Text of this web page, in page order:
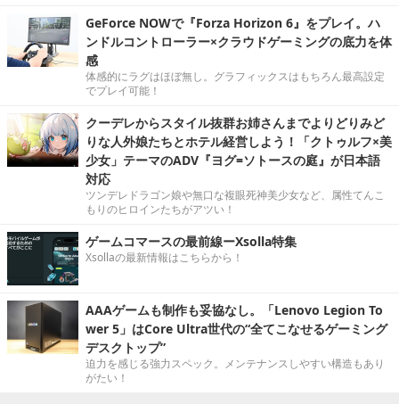
GeForce NOWで『Forza Horizon 6』をプレイ。ハ
ンドルコントローラー×クラウドゲーミングの底力を体
感
体感的にラグはほぼ無し。グラフィックスはもちろん最高設定
でプレイ可能！
クーデレからスタイル抜群お姉さんまでよりどりみど
りな人外娘たちとホテル経営しよう！「クトゥルフ×美
少女」テーマのADV『ヨグ=ソトースの庭』が日本語
対応
ツンデレドラゴン娘や無口な複眼死神美少女など、属性てんこ
もりのヒロインたちがアツい！
ゲームコマースの最前線ーXsolla特集
Xsollaの最新情報はこちらから！
AAAゲームも制作も妥協なし。「Lenovo Legion To
wer 5」はCore Ultra世代の“全てこなせるゲーミング
デスクトップ”
迫力を感じる強力スペック。メンテナンスしやすい構造もあり
がたい！